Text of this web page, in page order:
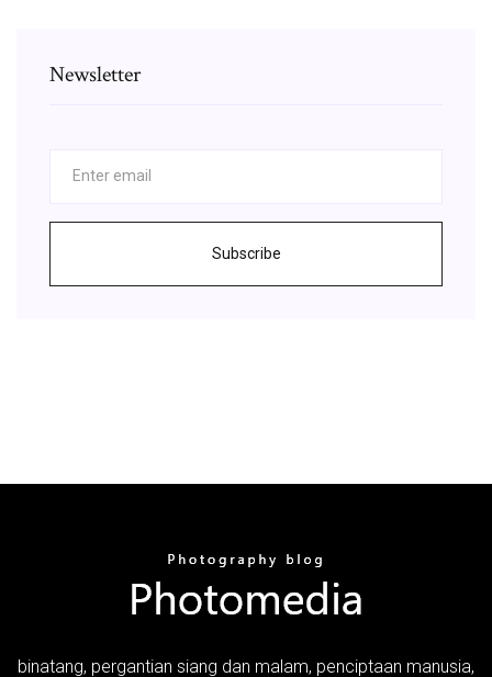
Newsletter
Subscribe
binatang, pergantian siang dan malam, penciptaan manusia,